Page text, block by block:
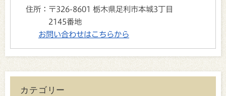
住所： 〒326-8601 栃木県足利市本城3丁目
2145番地
お問い合わせはこちらから
カテゴリー